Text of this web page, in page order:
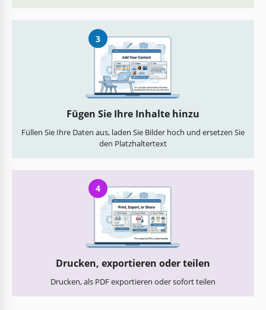
3
Fügen Sie Ihre Inhalte hinzu
Füllen Sie Ihre Daten aus, laden Sie Bilder hoch und ersetzen Sie
den Platzhaltertext
4
Drucken, exportieren oder teilen
Drucken, als PDF exportieren oder sofort teilen